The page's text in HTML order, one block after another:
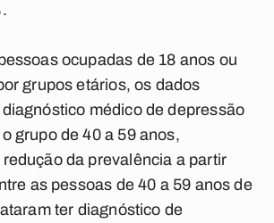
ocupadas de 18 anos ou
grupos etários, os dados
médico de depressão
grupo de 40 a 59 anos,
da prevalência a partir
as pessoas de 40 a 59 anos de
ter diagnóstico de